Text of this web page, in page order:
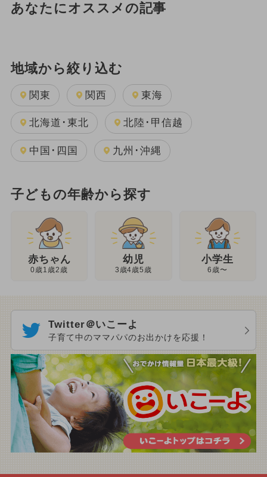
あなたにオススメの記事
地域から絞り込む
関東 関西 東海
北海道･東北 北陸･甲信越
中国･四国 九州･沖縄
子どもの年齢から探す
赤ちゃん
0歳1歳2歳
幼児
3歳4歳5歳
小学生
6歳〜
Twitter＠いこーよ
子育て中のママパパのお出かけを応援！